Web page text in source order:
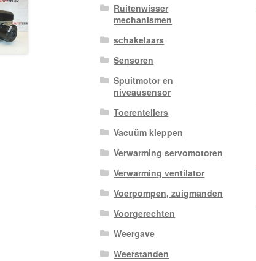
Ruitenwisser
mechanismen
schakelaars
Sensoren
Spuitmotor en
niveausensor
Toerentellers
Vacuüm kleppen
Verwarming servomotoren
Verwarming ventilator
Voerpompen, zuigmanden
Voorgerechten
Weergave
Weerstanden